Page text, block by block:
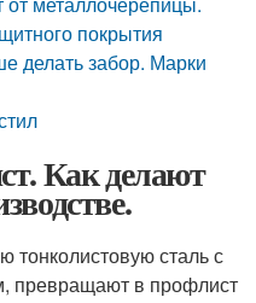
покрытия
делать забор. Марки
Как делают
сталь с
превращают в профлист